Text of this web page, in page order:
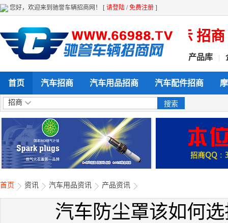
您好，欢迎来到驰誉车辆招商网！ [ 请登陆 /免费注册 ]
全方位给力企业产品展示 招商 营
产品库
首页 汽车招商 汽车用品招商 汽车配件招商
招商
首页 资讯 汽车用品资讯 产品资讯
汽车防尘罩该如何